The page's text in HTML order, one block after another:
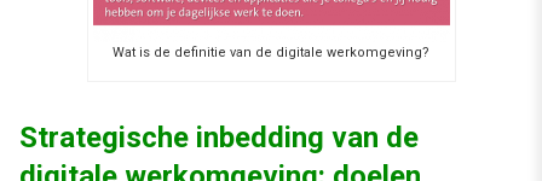
Wat is de definitie van de digitale werkomgeving?
Strategische inbedding van de